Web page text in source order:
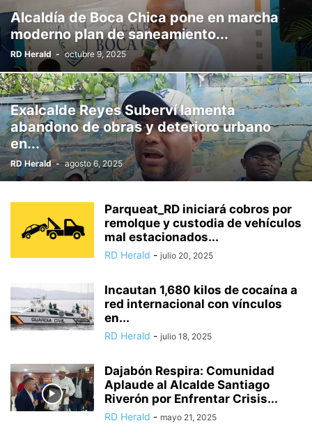
SÀBADO DEL RECUERDO SALUD SALUD Y CIENCIA SERIES
SPORT TEATRO Y CINE TECNOLOGIA TEMPORADA CICLONICA
VENEZUELA VIDEO WHATSAPP XXV JUEGOS CENTROAMERICANOS
Alcaldía de Boca Chica pone en marcha
moderno plan de saneamiento...
RD Herald - octubre 9, 2025
Exalcalde Reyes Suberví lamenta
abandono de obras y deterioro urbano
en...
RD Herald - agosto 6, 2025
Parqueat_RD iniciará cobros por
remolque y custodia de vehículos
mal estacionados...
RD Herald - julio 20, 2025
Incautan 1,680 kilos de cocaína a
red internacional con vínculos
en...
RD Herald - julio 18, 2025
Dajabón Respira: Comunidad
Aplaude al Alcalde Santiago
Riverón por Enfrentar Crisis...
RD Herald - mayo 21, 2025